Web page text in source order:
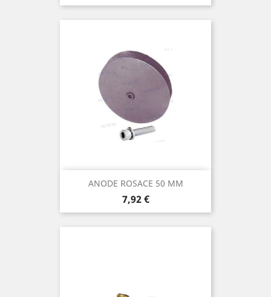
ANODE ROSACE 50 MM
Prix
7,92 €